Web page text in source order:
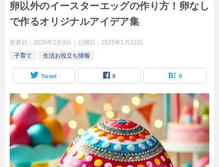
卵以外のイースターエッグの作り方！卵なし
で作るオリジナルアイデア集
更新日： 2025年2月9日 公開日： 2025年1月22日
子育て
生活お役立ち情報
Tweet 0 0